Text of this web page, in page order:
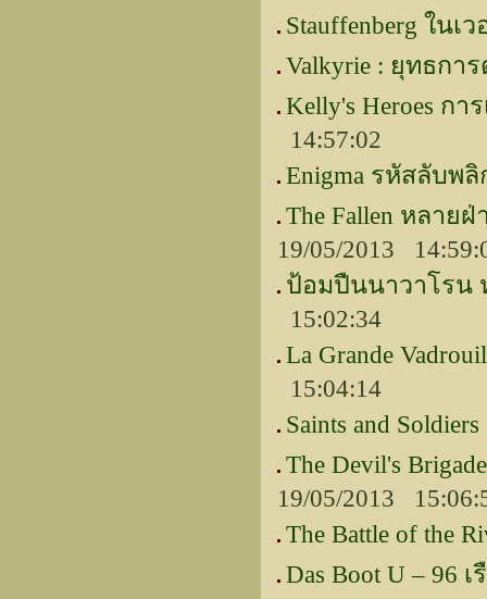
Stauffenberg ในเ
Valkyrie : ยุทธกา
Kelly's Heroes ก
14:57:02
Enigma รหัสลับพ
The Fallen หลาย
19/05/2013
ป้อมปืนนาวาโรน
15:02:34
La Grande
15:04:14
Saints and
The Devil's
19/05/2013
The Battle of the
Das Boot U – 96